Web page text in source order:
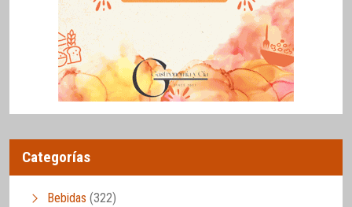
Categorías
Bebidas (322)